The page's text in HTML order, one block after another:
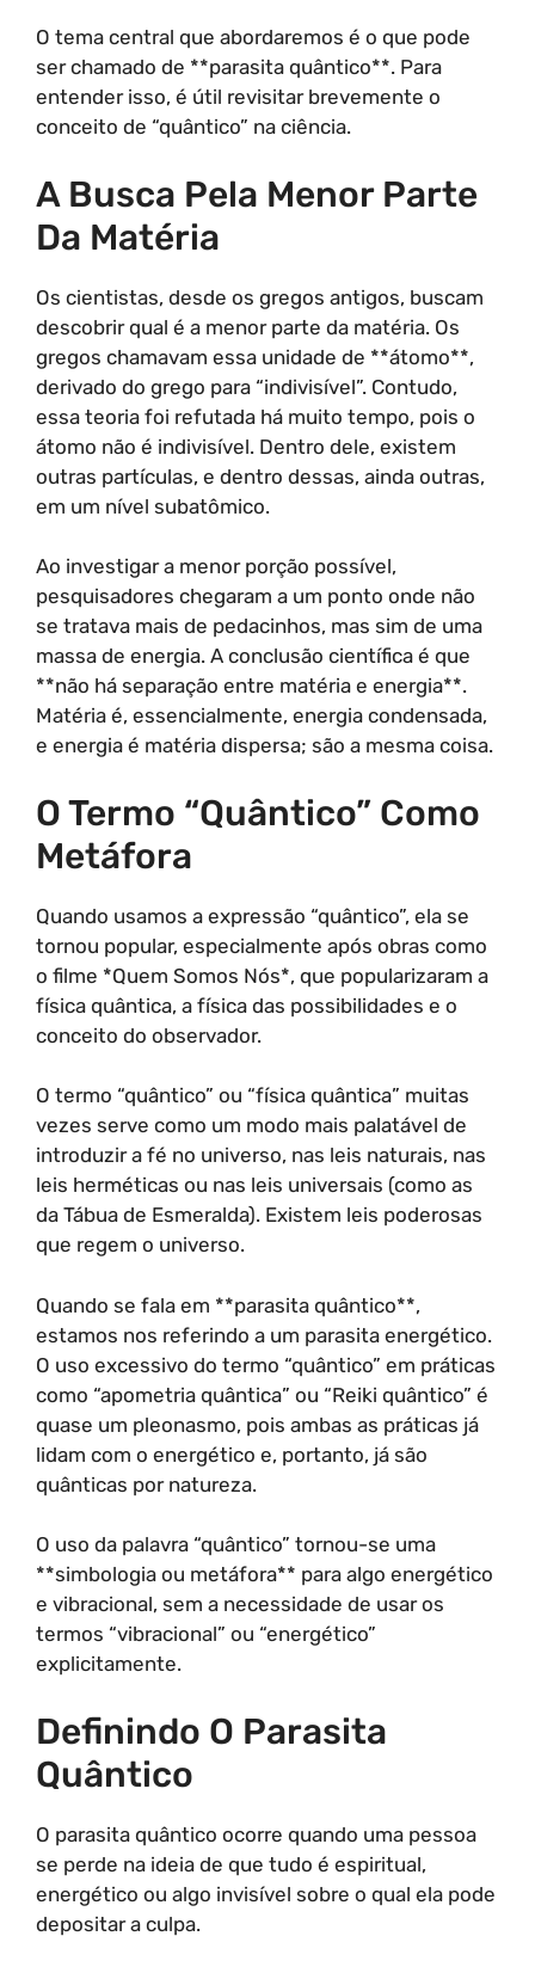
O tema central que abordaremos é o que pode
ser chamado de **parasita quântico**. Para
entender isso, é útil revisitar brevemente o
conceito de “quântico” na ciência.
A Busca Pela Menor Parte
Da Matéria
Os cientistas, desde os gregos antigos, buscam
descobrir qual é a menor parte da matéria. Os
gregos chamavam essa unidade de **átomo**,
derivado do grego para “indivisível”. Contudo,
essa teoria foi refutada há muito tempo, pois o
átomo não é indivisível. Dentro dele, existem
outras partículas, e dentro dessas, ainda outras,
em um nível subatômico.
Ao investigar a menor porção possível,
pesquisadores chegaram a um ponto onde não
se tratava mais de pedacinhos, mas sim de uma
massa de energia. A conclusão científica é que
**não há separação entre matéria e energia**.
Matéria é, essencialmente, energia condensada,
e energia é matéria dispersa; são a mesma coisa.
O Termo “Quântico” Como
Metáfora
Quando usamos a expressão “quântico”, ela se
tornou popular, especialmente após obras como
o filme *Quem Somos Nós*, que popularizaram a
física quântica, a física das possibilidades e o
conceito do observador.
O termo “quântico” ou “física quântica” muitas
vezes serve como um modo mais palatável de
introduzir a fé no universo, nas leis naturais, nas
leis herméticas ou nas leis universais (como as
da Tábua de Esmeralda). Existem leis poderosas
que regem o universo.
Quando se fala em **parasita quântico**,
estamos nos referindo a um parasita energético.
O uso excessivo do termo “quântico” em práticas
como “apometria quântica” ou “Reiki quântico” é
quase um pleonasmo, pois ambas as práticas já
lidam com o energético e, portanto, já são
quânticas por natureza.
O uso da palavra “quântico” tornou-se uma
**simbologia ou metáfora** para algo energético
e vibracional, sem a necessidade de usar os
termos “vibracional” ou “energético”
explicitamente.
Definindo O Parasita
Quântico
O parasita quântico ocorre quando uma pessoa
se perde na ideia de que tudo é espiritual,
energético ou algo invisível sobre o qual ela pode
depositar a culpa.